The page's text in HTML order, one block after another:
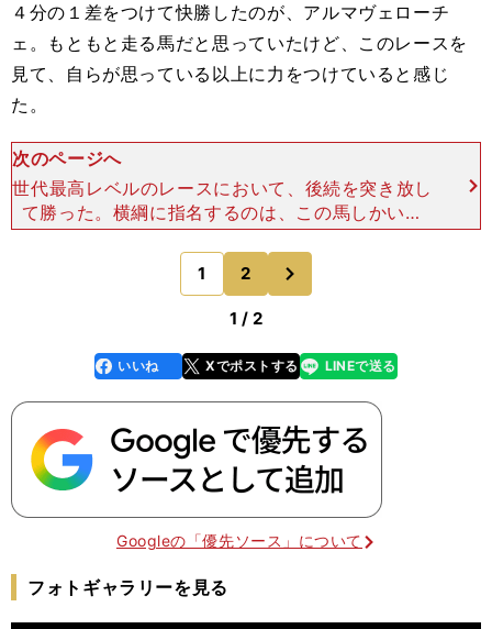
４分の１差をつけて快勝したのが、アルマヴェローチ
ェ。もともと走る馬だと思っていたけど、このレースを
見て、自らが思っている以上に力をつけていると感じ
た。
次のページへ
世代最高レベルのレースにおいて、後続を突き放し
て勝った。横綱に指名するのは、この馬しかいな
い。桜花賞に向けても、レースで力を出しきるタイ
プのようだから、阪神JFからの直行ローテという
のも、むしろプラス
1 2
1 / 2
faceboo
k
いいね Xでポストする
line LINEで送る
Googleの「優先ソース」について
フォトギャラリーを見る